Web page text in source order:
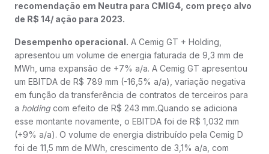
recomendação em Neutra para CMIG4, com preço alvo
de R$ 14/ ação para 2023.
Desempenho operacional. A Cemig GT + Holding,
apresentou um volume de energia faturada de 9,3 mm de
MWh, uma expansão de +7% a/a. A Cemig GT apresentou
um EBITDA de R$ 789 mm (-16,5% a/a), variação negativa
em função da transferência de contratos de terceiros para
a holdingcom efeito de R$ 243 mm.Quando se adiciona
esse montante novamente, o EBITDA foi de R$ 1,032 mm
(+9% a/a). O volume de energia distribuído pela Cemig D
foi de 11,5 mm de MWh, crescimento de 3,1% a/a, com